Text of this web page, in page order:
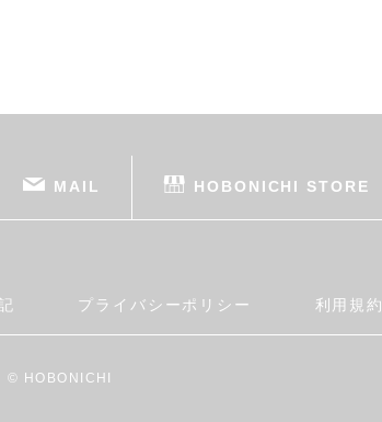
MAIL HOBONICHI STORE
プライバシーポリシー 利用規約
© HOBONICHI